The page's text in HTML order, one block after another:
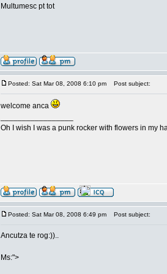
Multumesc pt tot
Posted: Sat Mar 08, 2008 6:10 pm Post subject:
welcome anca
Oh I wish I was a punk rocker with flowers in my
Posted: Sat Mar 08, 2008 6:49 pm Post subject:
Ancutza te rog:))..
Ms:">